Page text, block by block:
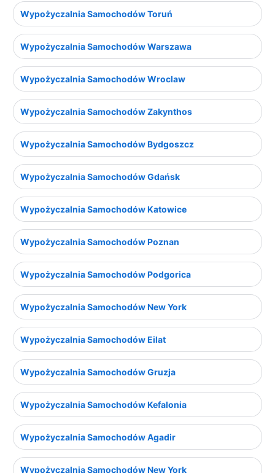
Wypożyczalnia Samochodów Toruń
Wypożyczalnia Samochodów Warszawa
Wypożyczalnia Samochodów Wroclaw
Wypożyczalnia Samochodów Zakynthos
Wypożyczalnia Samochodów Bydgoszcz
Wypożyczalnia Samochodów Gdańsk
Wypożyczalnia Samochodów Katowice
Wypożyczalnia Samochodów Poznan
Wypożyczalnia Samochodów Podgorica
Wypożyczalnia Samochodów New York
Wypożyczalnia Samochodów Eilat
Wypożyczalnia Samochodów Gruzja
Wypożyczalnia Samochodów Kefalonia
Wypożyczalnia Samochodów Agadir
Wypożyczalnia Samochodów New York